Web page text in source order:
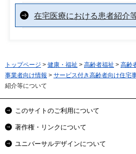
在宅医療における患者紹介
トップページ > 健康・福祉 > 高齢者福祉 > 高齢
事業者向け情報 > サービス付き高齢者向け住宅
紹介等について
このサイトのご利用について
著作権・リンクについて
ユニバーサルデザインについて